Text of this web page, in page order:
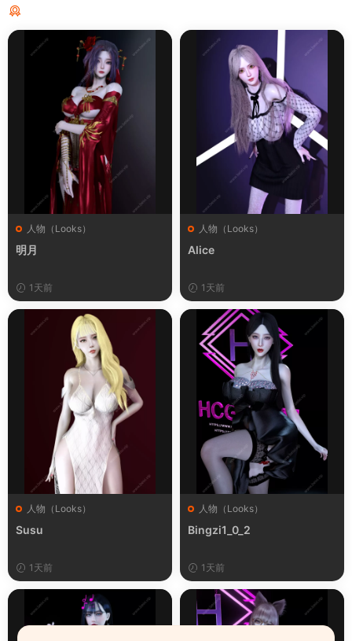
人物（Looks）
明月
1天前
人物（Looks）
Alice
1天前
人物（Looks）
Susu
1天前
人物（Looks）
Bingzi1_0_2
1天前